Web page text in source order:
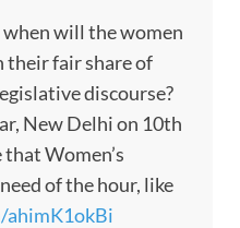
when will the women
their fair share of
discourse?
New Delhi on 10th
Women’s
of the hour, like